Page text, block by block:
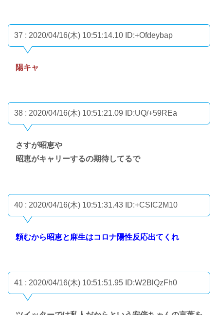
37 : 2020/04/16(木) 10:51:14.10 ID:+Ofdeybap
陽キャ
38 : 2020/04/16(木) 10:51:21.09 ID:UQ/+59REa
さすが昭恵や
昭恵がキャリーするの期待してるで
40 : 2020/04/16(木) 10:51:31.43 ID:+CSIC2M10
頼むから昭恵と麻生はコロナ陽性反応出てくれ
41 : 2020/04/16(木) 10:51:51.95 ID:W2BlQzFh0